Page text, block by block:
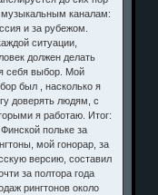
каналам:
и за рубежом.
ситуации,
должен делать
себя выбор. Мой
был , насколько я
доверять людям, с
я работаю. Итог:
польке за
мой гонорар, за
версию, составил
за полтора года
рингтонов около